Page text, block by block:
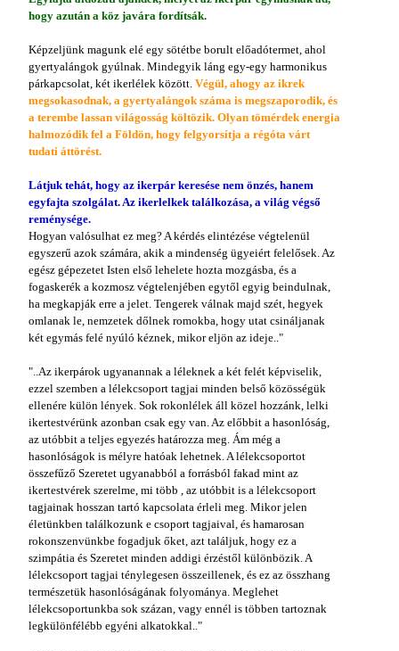
hogy azután a köz javára fordítsák.
Képzeljünk magunk elé egy sötétbe borult előadótermet, ahol
gyertyalángok gyúlnak. Mindegyik láng egy-egy harmonikus
párkapcsolat, két ikerlélek között. Végül, ahogy az ikrek
megsokasodnak, a gyertyalángok száma is megszaporodik, és
a terembe lassan világosság költözik. Olyan tömérdek energia
halmozódik fel a Földön, hogy felgyorsítja a régóta várt
tudati áttörést.
Látjuk tehát, hogy az ikerpár keresése nem önzés, hanem
egyfajta szolgálat. Az ikerlelkek találkozása, a világ végső
reménysége.
Hogyan valósulhat ez meg? A kérdés elintézése végtelenül
egyszerű azok számára, akik a mindenség ügyeiért felelősek. Az
egész gépezetet Isten első lehelete hozta mozgásba, és a
fogaskerék a kozmosz végtelenjében egytől egyig beindulnak,
ha megkapják erre a jelet. Tengerek válnak majd szét, hegyek
omlanak le, nemzetek dőlnek romokba, hogy utat csináljanak
két egymás felé nyúló kéznek, mikor eljön az ideje.."
"..Az ikerpárok ugyanannak a léleknek a két felét képviselik,
ezzel szemben a lélekcsoport tagjai minden belső közösségük
ellenére külön lények. Sok rokonlélek áll közel hozzánk, lelki
ikertestvérünk azonban csak egy van. Az előbbit a hasonlóság,
az utóbbit a teljes egyezés határozza meg. Ám még a
hasonlóságok is mélyre hatóak lehetnek. A lélekcsoportot
összefűző Szeretet ugyanabból a forrásból fakad mint az
ikertestvérek szerelme, mi több , az utóbbit is a lélekcsoport
tagjainak hosszan tartó kapcsolata érleli meg. Mikor jelen
életünkben találkozunk e csoport tagjaival, és hamarosan
rokonszenvünkbe fogadjuk őket, azt találjuk, hogy ez a
szimpátia és Szeretet minden addigi érzéstől különbözik. A
lélekcsoport tagjai ténylegesen összeillenek, és ez az összhang
természetük hasonlóságának folyománya. Meglehet
lélekcsoportunkba sok százan, vagy ennél is többen tartoznak
legkülönfélébb egyéni alkatokkal.."